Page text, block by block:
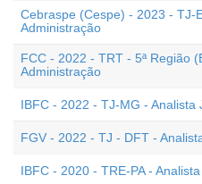
Cebraspe (Cespe) - 2023 - TJ-
Administração
FCC - 2022 - TRT - 5ª Região
Administração
IBFC - 2022 - TJ-MG - Analista
FGV - 2022 - TJ - DFT -
IBFC - 2020 - TRE-PA -